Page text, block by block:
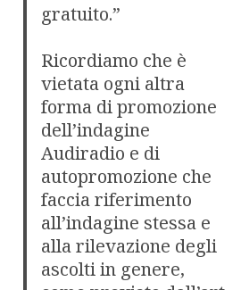
gratuito.”
Ricordiamo che è
vietata ogni altra
forma di promozione
dell’indagine
Audiradio e di
autopromozione che
faccia riferimento
all’indagine stessa e
alla rilevazione degli
ascolti in genere,